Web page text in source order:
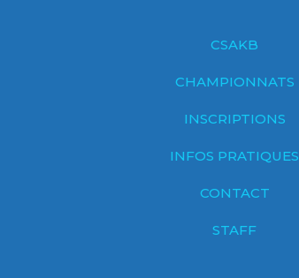
CSAKB
CHAMPIONNATS
INSCRIPTIONS
INFOS PRATIQUES
CONTACT
STAFF